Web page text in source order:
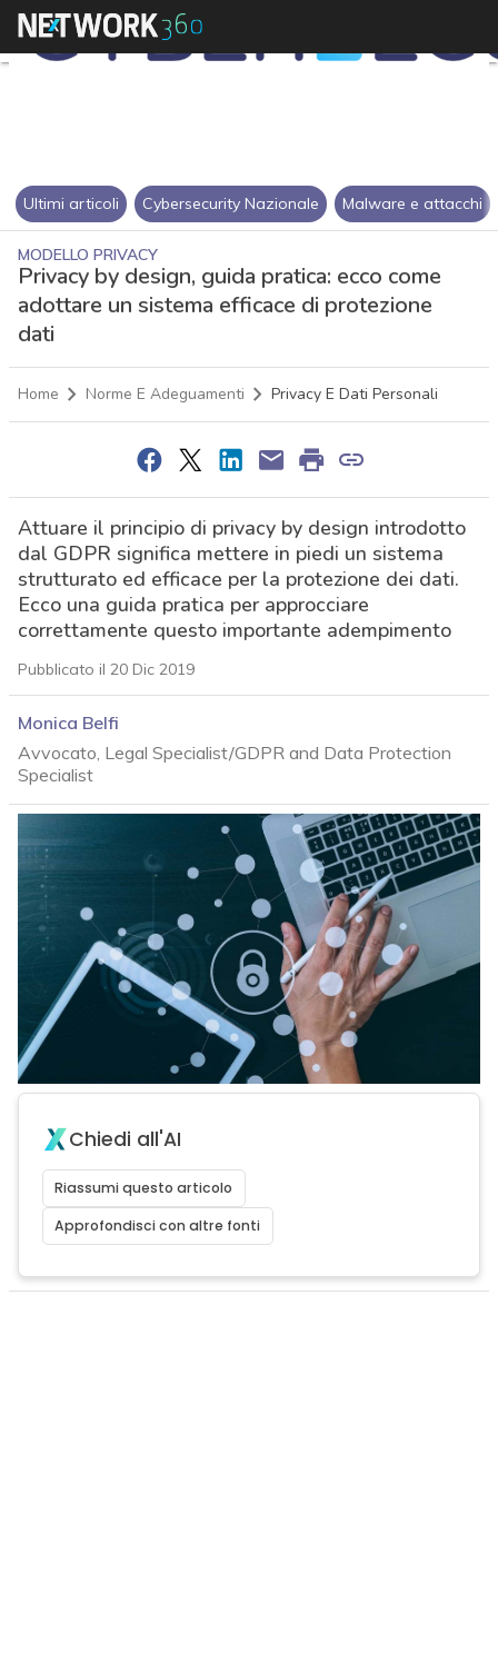
Ultimi articoli Cybersecurity Nazionale Malware e attacchi
MODELLO PRIVACY
Privacy by design, guida pratica: ecco come
adottare un sistema efficace di protezione
dati
Home Norme E Adeguamenti Privacy E Dati Personali
Attuare il principio di privacy by design introdotto
dal GDPR significa mettere in piedi un sistema
strutturato ed efficace per la protezione dei dati.
Ecco una guida pratica per approcciare
correttamente questo importante adempimento
Pubblicato il 20 Dic 2019
Monica Belfi
Avvocato, Legal Specialist/GDPR and Data Protection
Specialist
Chiedi all'AI
Riassumi questo articolo
Approfondisci con altre fonti